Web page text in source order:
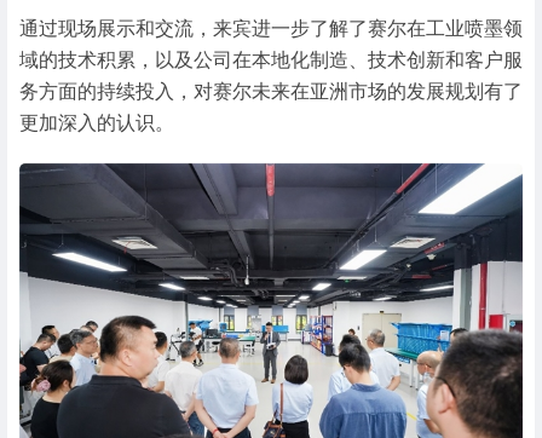
通过现场展示和交流，来宾进一步了解了赛尔在工业喷墨领
域的技术积累，以及公司在本地化制造、技术创新和客户服
务方面的持续投入，对赛尔未来在亚洲市场的发展规划有了
更加深入的认识。